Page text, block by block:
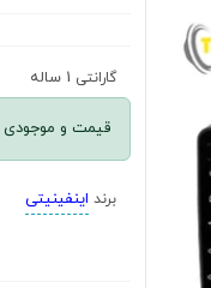
گارانتی 1 ساله
قیمت و موجودی
برند اینفینیتی